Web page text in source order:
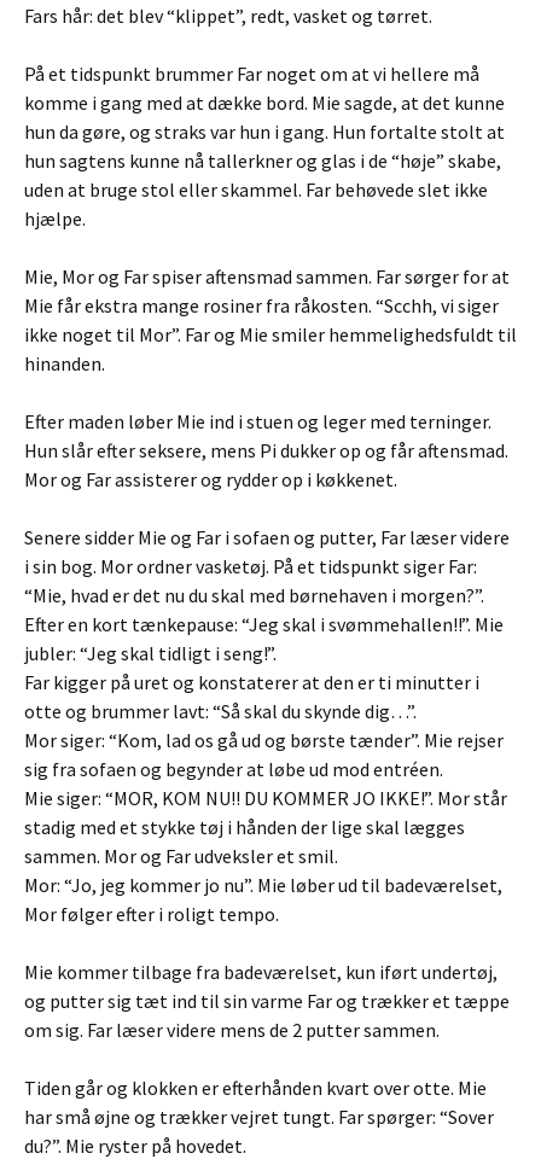
Fars hår: det blev “klippet”, redt, vasket og tørret.
På et tidspunkt brummer Far noget om at vi hellere må
komme i gang med at dække bord. Mie sagde, at det kunne
hun da gøre, og straks var hun i gang. Hun fortalte stolt at
hun sagtens kunne nå tallerkner og glas i de “høje” skabe,
uden at bruge stol eller skammel. Far behøvede slet ikke
hjælpe.
Mie, Mor og Far spiser aftensmad sammen. Far sørger for at
Mie får ekstra mange rosiner fra råkosten. “Scchh, vi siger
ikke noget til Mor”. Far og Mie smiler hemmelighedsfuldt til
hinanden.
Efter maden løber Mie ind i stuen og leger med terninger.
Hun slår efter seksere, mens Pi dukker op og får aftensmad.
Mor og Far assisterer og rydder op i køkkenet.
Senere sidder Mie og Far i sofaen og putter, Far læser videre
i sin bog. Mor ordner vasketøj. På et tidspunkt siger Far:
“Mie, hvad er det nu du skal med børnehaven i morgen?”.
Efter en kort tænkepause: “Jeg skal i svømmehallen!!”. Mie
jubler: “Jeg skal tidligt i seng!”.
Far kigger på uret og konstaterer at den er ti minutter i
otte og brummer lavt: “Så skal du skynde dig…”.
Mor siger: “Kom, lad os gå ud og børste tænder”. Mie rejser
sig fra sofaen og begynder at løbe ud mod entréen.
Mie siger: “MOR, KOM NU!! DU KOMMER JO IKKE!”. Mor står
stadig med et stykke tøj i hånden der lige skal lægges
sammen. Mor og Far udveksler et smil.
Mor: “Jo, jeg kommer jo nu”. Mie løber ud til badeværelset,
Mor følger efter i roligt tempo.
Mie kommer tilbage fra badeværelset, kun iført undertøj,
og putter sig tæt ind til sin varme Far og trækker et tæppe
om sig. Far læser videre mens de 2 putter sammen.
Tiden går og klokken er efterhånden kvart over otte. Mie
har små øjne og trækker vejret tungt. Far spørger: “Sover
du?”. Mie ryster på hovedet.